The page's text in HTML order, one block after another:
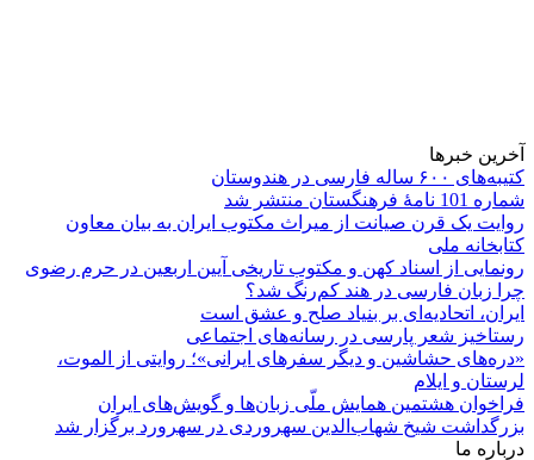
آخرین خبرها
کتیبه‌های ۶۰۰ ساله فارسی در هندوستان
شماره 101 نامۀ فرهنگستان منتشر شد
روایت یک قرن صیانت از میراث مکتوب ایران به بیان معاون
کتابخانه ملی
رونمایی از اسناد کهن و مکتوب تاریخی آیین اربعین در حرم رضوی
چرا زبان فارسی در هند کم‌رنگ شد؟
ایران، اتحادیه‌ای بر بنیاد صلح و عشق است
رستاخیز شعر پارسی در رسانه‌های اجتماعی
«دره‌های حشاشین و دیگر سفرهای ایرانی»؛ روایتی از الموت،
لرستان و ایلام
فراخوان هشتمین همایش ملّی زبان‌ها و گویش‌های ایران
بزرگداشت شیخ شهاب‌الدین سهروردی در سهرورد برگزار شد
درباره ما